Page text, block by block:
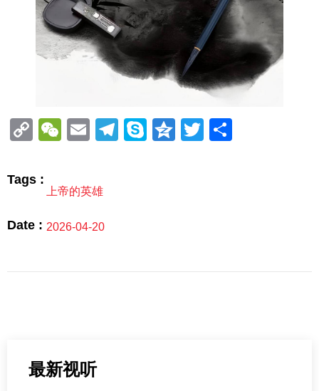
CopyWeChat
EmailTelegram
SkypeQzoneTwitter
Tags :
上帝的英雄
Date : 2026-04-20
最新视听